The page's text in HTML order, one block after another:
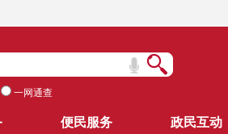
一网通查
便民服务 政民互动